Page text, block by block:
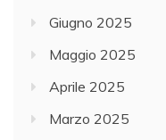
Giugno 2025
Maggio 2025
Aprile 2025
Marzo 2025